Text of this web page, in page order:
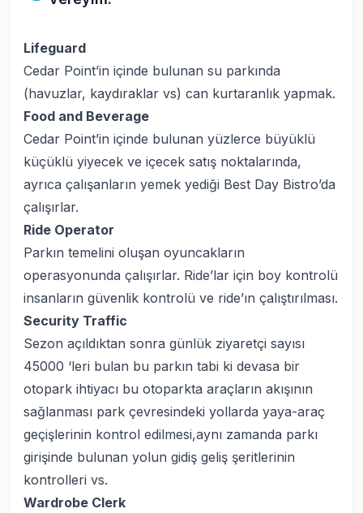
Lifeguard
Cedar Point’in içinde bulunan su parkında
(havuzlar, kaydıraklar vs) can kurtaranlık yapmak.
Food and Beverage
Cedar Point’in içinde bulunan yüzlerce büyüklü
küçüklü yiyecek ve içecek satış noktalarında,
ayrıca çalışanların yemek yediği Best Day Bistro’da
çalışırlar.
Ride Operator
Parkın temelini oluşan oyuncakların
operasyonunda çalışırlar. Ride’lar için boy kontrolü
insanların güvenlik kontrolü ve ride’ın çalıştırılması.
Security Traffic
Sezon açıldıktan sonra günlük ziyaretçi sayısı
45000 ‘leri bulan bu parkın tabi ki devasa bir
otopark ihtiyacı bu otoparkta araçların akışının
sağlanması park çevresindeki yollarda yaya-araç
geçişlerinin kontrol edilmesi,aynı zamanda parkı
girişinde bulunan yolun gidiş geliş şeritlerinin
kontrolleri vs.
Wardrobe Clerk